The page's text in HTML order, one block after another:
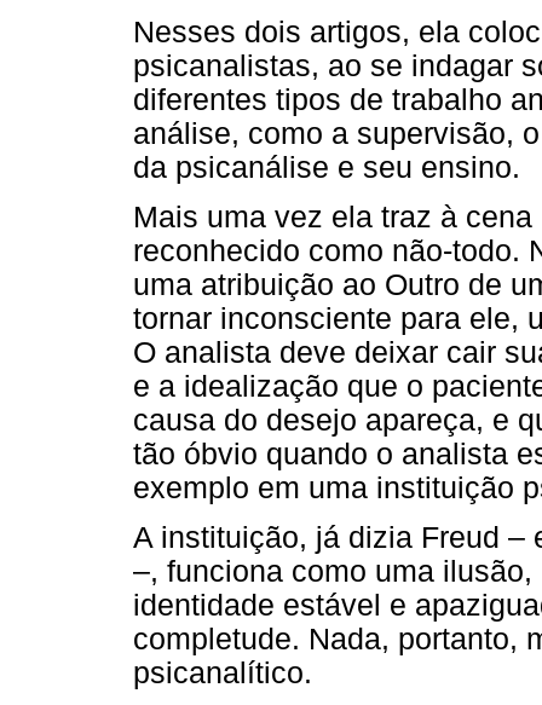
Nesses dois artigos, ela
psicanalistas, ao se indagar
diferentes tipos de trabalho
análise, como a supervisão,
da psicanálise e seu ensino.
Mais uma vez ela traz à
reconhecido como não-todo.
uma atribuição ao Outro de
tornar inconsciente para ele,
O analista deve deixar cair
e a idealização que o
causa do desejo apareça, e
tão óbvio quando o analista
exemplo em uma instituição
A instituição, já dizia Freud –
–, funciona como uma
identidade estável e
completude. Nada, portanto,
psicanalítico.